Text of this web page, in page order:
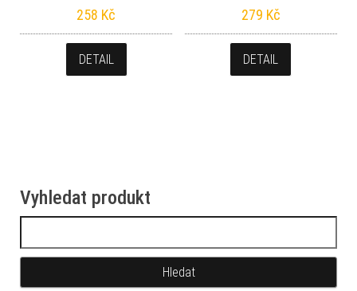
258 Kč
DETAIL
279 Kč
DETAIL
Vyhledat produkt